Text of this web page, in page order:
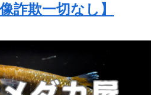
詐欺一切なし】